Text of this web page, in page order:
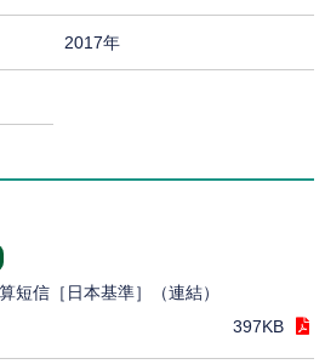
2017年
短信［日本基準］（連結）
397KB